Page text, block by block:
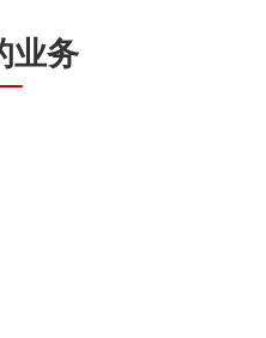
业务